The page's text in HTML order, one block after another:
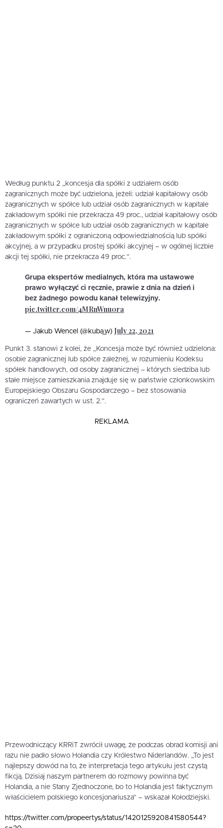
Według punktu 2 „koncesja dla spółki z udziałem osób
zagranicznych może być udzielona, jeżeli: udział kapitałowy osób
zagranicznych w spółce lub udział osób zagranicznych w kapitale
zakładowym spółki nie przekracza 49 proc., udział kapitałowy osób
zagranicznych w spółce lub udział osób zagranicznych w kapitale
zakładowym spółki z ograniczoną odpowiedzialnością lub spółki
akcyjnej, a w przypadku prostej spółki akcyjnej – w ogólnej liczbie
akcji tej spółki, nie przekracza 49 proc.”.
Grupa ekspertów medialnych, która ma ustawowe
prawo wyłączyć ci ręcznie, prawie z dnia na dzień i
bez żadnego powodu kanał telewizyjny.
pic.twitter.com/4MRnWnu0ra
— Jakub Wencel (@kuba_w) July 22, 2021
Punkt 3. stanowi z kolei, że „Koncesja może być również udzielona:
osobie zagranicznej lub spółce zależnej, w rozumieniu Kodeksu
spółek handlowych, od osoby zagranicznej – których siedziba lub
stałe miejsce zamieszkania znajduje się w państwie członkowskim
Europejskiego Obszaru Gospodarczego – bez stosowania
ograniczeń zawartych w ust. 2.”.
REKLAMA
Przewodniczący KRRiT zwrócił uwagę, że podczas obrad komisji ani
razu nie padło słowo Holandia czy Królestwo Niderlandów. „To jest
najlepszy dowód na to, że interpretacja tego artykułu jest czystą
fikcją. Dzisiaj naszym partnerem do rozmowy powinna być
Holandia, a nie Stany Zjednoczone, bo to Holandia jest faktycznym
właścicielem polskiego koncesjonariusza” – wskazał Kołodziejski.
https://twitter.com/propeertys/status/1420125920841580544?